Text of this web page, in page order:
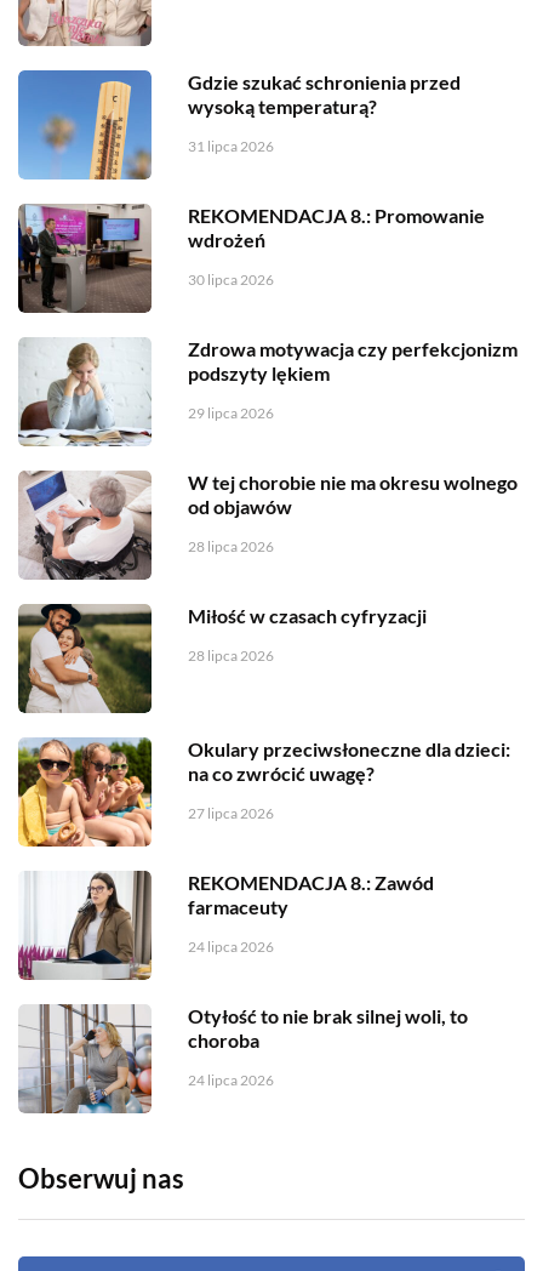
Gdzie szukać schronienia przed
wysoką temperaturą?
31 lipca 2026
REKOMENDACJA 8.: Promowanie
wdrożeń
30 lipca 2026
Zdrowa motywacja czy perfekcjonizm
podszyty lękiem
29 lipca 2026
W tej chorobie nie ma okresu wolnego
od objawów
28 lipca 2026
Miłość w czasach cyfryzacji
28 lipca 2026
Okulary przeciwsłoneczne dla dzieci:
na co zwrócić uwagę?
27 lipca 2026
REKOMENDACJA 8.: Zawód
farmaceuty
24 lipca 2026
Otyłość to nie brak silnej woli, to
choroba
24 lipca 2026
Obserwuj nas